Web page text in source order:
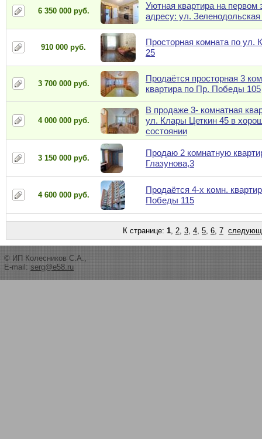
6 350 000 руб.
Уютная квартира на первом
адресу: ул. Зеленодольская
910 000 руб.
Просторная комната по ул.
25
3 700 000 руб.
Продаётся просторная 3
квартира по Пр. Победы 105
4 000 000 руб.
В продаже 3- комнатная
ул. Клары Цеткин 45 в
состоянии
3 150 000 руб.
Продаю 2 комнатную
Глазунова,3
4 600 000 руб.
Продаётся 4-х комн.
Победы 115
К странице: 1, 2, 3, 4, 5, 6, 7
© ИП Колесников С.А.,
E-mail: serg@e58.ru